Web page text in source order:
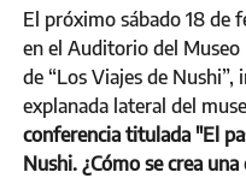
El próximo sábado 18 de
en el Auditorio del
de “Los Viajes de
explanada lateral del
conferencia titulada "El
Nushi. ¿Cómo se crea